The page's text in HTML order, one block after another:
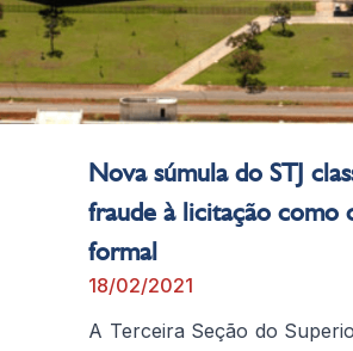
Nova súmula do STJ
fraude à licitação como
formal
18/02/2021
A Terceira Seção do